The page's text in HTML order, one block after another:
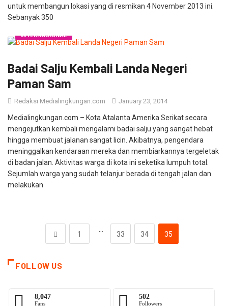
untuk membangun lokasi yang di resmikan 4 November 2013 ini.
Sebanyak 350
INTERNASIONAL
Badai Salju Kembali Landa Negeri
Paman Sam
Redaksi Medialingkungan.com January 23, 2014
Medialingkungan.com – Kota Atalanta Amerika Serikat secara
mengejutkan kembali mengalami badai salju yang sangat hebat
hingga membuat jalanan sangat licin. Akibatnya, pengendara
meninggalkan kendaraan mereka dan membiarkannya tergeletak
di badan jalan. Aktivitas warga di kota ini seketika lumpuh total.
Sejumlah warga yang sudah telanjur berada di tengah jalan dan
melakukan
1 33 34 35
FOLLOW US
8,047
Fans
502
Followers